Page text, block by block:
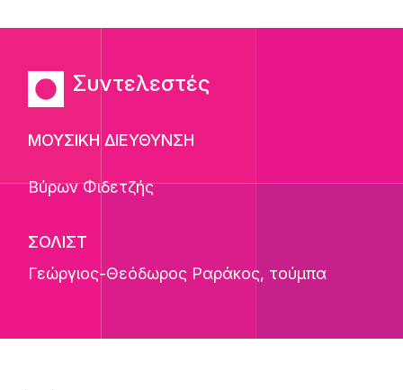
Συντελεστές
ΜΟΥΣΙΚΗ ΔΙΕΥΘΥΝΣΗ
Βύρων Φιδετζής
ΣΟΛΙΣΤ
Γεώργιος-Θεόδωρος Ραράκος, τούμπα